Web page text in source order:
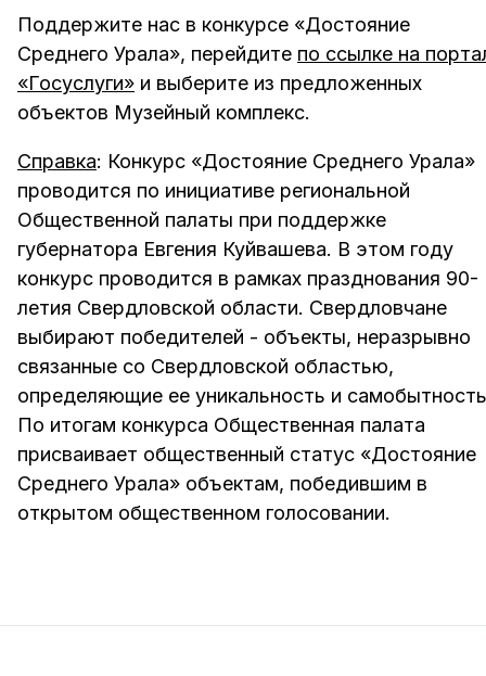
Поддержите нас в конкурсе «Достояние
Среднего Урала», перейдите по ссылке на
«Госуслуги» и выберите из предложенных
объектов Музейный комплекс.
Справка: Конкурс «Достояние Среднего Урала»
проводится по инициативе региональной
Общественной палаты при поддержке
губернатора Евгения Куйвашева. В этом году
конкурс проводится в рамках празднования 90-
летия Свердловской области. Свердловчане
выбирают победителей - объекты, неразрывно
связанные со Свердловской областью,
определяющие ее уникальность и
По итогам конкурса Общественная палата
присваивает общественный статус «Достояние
Среднего Урала» объектам, победившим в
открытом общественном голосовании.